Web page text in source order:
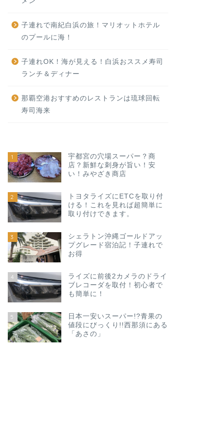
子連れで南紀白浜の旅！マリオットホテル
のプールに海！
子連れOK！海が見える！白浜おススメ寿司
ランチ＆ディナー
那覇空港おすすめのレストランは琉球回転
寿司海来
1
宇都宮の穴場スーパー？商
店？新鮮な刺身が旨い！安
い！みやざき商店
2
トヨタライズにETCを取り付
ける！これを見れば超簡単に
取り付けできます。
3
シェラトン沖縄ゴールドアッ
プグレード宿泊記！子連れで
お得
4
ライズに前後2カメラのドライ
ブレコーダを取付！初心者で
も簡単に！
5
日本一安いスーパー!?青果の
値段にびっくり!!西那須にある
「あさの」